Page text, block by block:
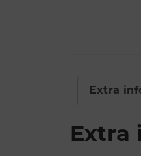
Extra
Extra